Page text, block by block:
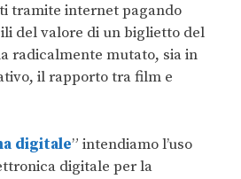
tramite internet pagando
del valore di un biglietto del
radicalmente mutato, sia in
il rapporto tra film e
digitale” intendiamo l’uso
digitale per la